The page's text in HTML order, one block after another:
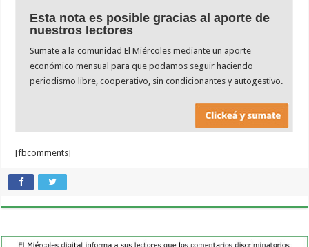
Esta nota es posible gracias al aporte de
nuestros lectores
Sumate a la comunidad El Miércoles mediante un aporte
económico mensual para que podamos seguir haciendo
periodismo libre, cooperativo, sin condicionantes y autogestivo.
[fbcomments]